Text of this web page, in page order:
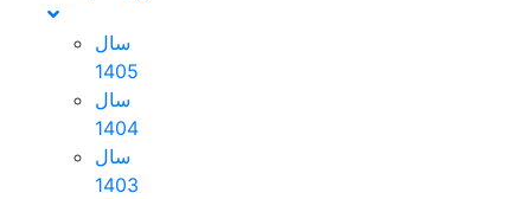
سال
1405
سال
1404
سال
1403